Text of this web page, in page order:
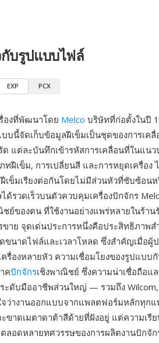
กับรูปแบบไฟล์
EXP PCX
องที่พัฒนาโดย Melco บริษัทที่ก่อตั้งในปี
บนี้จัดเก็บข้อมูลฝีเข็มเป็นชุดของการเค
แต่ละบันทึกเข้ารหัสการเคลื่อนที่ในแน
เข็ม, การเปลี่ยนสี และการหยุดเครื่อง
ข็มเรียงต่อกันโดยไม่มีส่วนหัวที่ซับซ้อนห
รวดเร็วบนตัวควบคุมเครื่องปักจักร
ย์ของตน ที่ใช้งานอย่างแพร่หลายในร้าน
าย จุดเด่นประการหนึ่งคือประสิทธิภาพ
นาดไฟล์และเวลาโหลด ซึ่งสำคัญเมื่อผู้
รื่องหลายหัว ความเชื่อมโยงของรูปแบ
คปักจักรเชิงพาณิชย์ ซึ่งความน่าเชื่อถือแล
ดับมืออาชีพส่วนใหญ่ — รวมถึง Wilcom,
จว่างานออกแบบจากแพลตฟอร์มหลักทุก
าดเมตาดาต้าสีด้ายที่ฝังอยู่ แต่ความเรี
ลอดหลายทศวรรษของการผลิตงานปักจั